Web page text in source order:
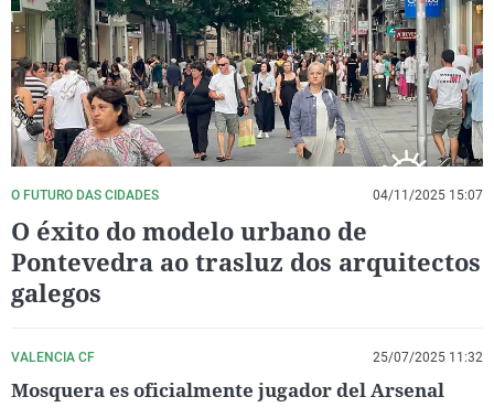
La rosa de los vientos
Gente viajera
Como el perro y el
Caso
Retornados
Equipo de
Operación Viuda
Extremadura
Galicia
La Rioja
Navarra
País Vasco
Virales
Televisión
Elecciones
O FUTURO DAS CIDADES 04/11/2025 15:07
O éxito do modelo urbano de
Pontevedra ao trasluz dos arquitectos
galegos
VALENCIA CF 25/07/2025 11:32
Mosquera es oficialmente jugador del Arsenal